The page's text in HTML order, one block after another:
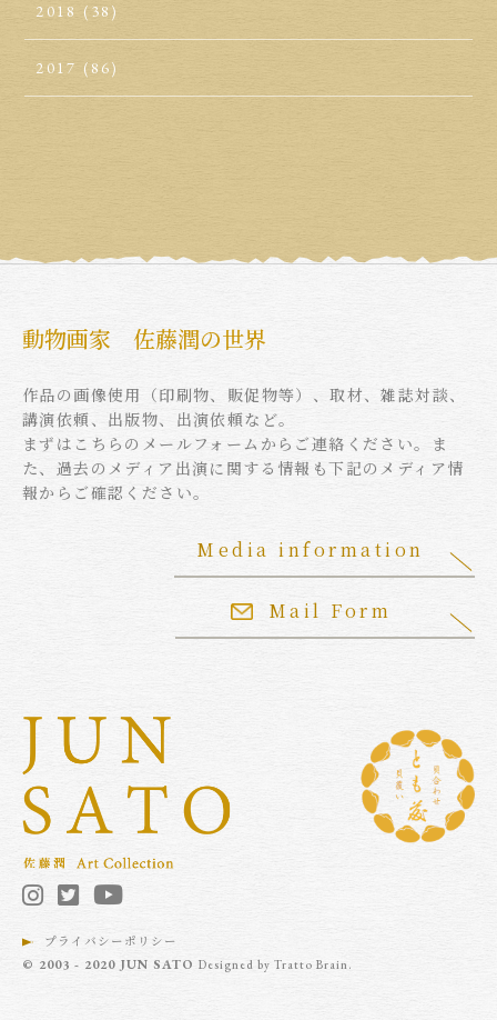
2018 (38)
2017 (86)
動物画家 佐藤潤の世界
作品の画像使用（印刷物、販促物等）、取材、雑誌対談、
講演依頼、出版物、出演依頼など。
まずはこちらのメールフォームからご連絡ください。ま
た、過去のメディア出演に関する情報も下記のメディア情
報からご確認ください。
Mail Form
Media information
© 2003 - 2020 JUN SATO Designed by Tratto Brain.
プライバシーポリシー